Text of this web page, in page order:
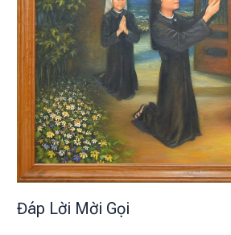
Đáp Lời Mời Gọi